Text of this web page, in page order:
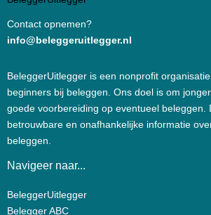
Contact opnemen?
info@beleggeruitlegger.nl
BeleggerUitlegger is een nonprofit
beginners bij beleggen. Ons doel is om
goede voorbereiding op eventueel beleggen.
betrouwbare en onafhankelijke informatie
beleggen.
Navigeer naar...
BeleggerUitlegger
Belegger ABC